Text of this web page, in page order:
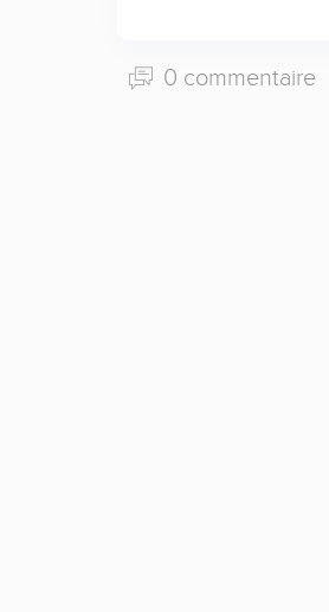
0 commentaire